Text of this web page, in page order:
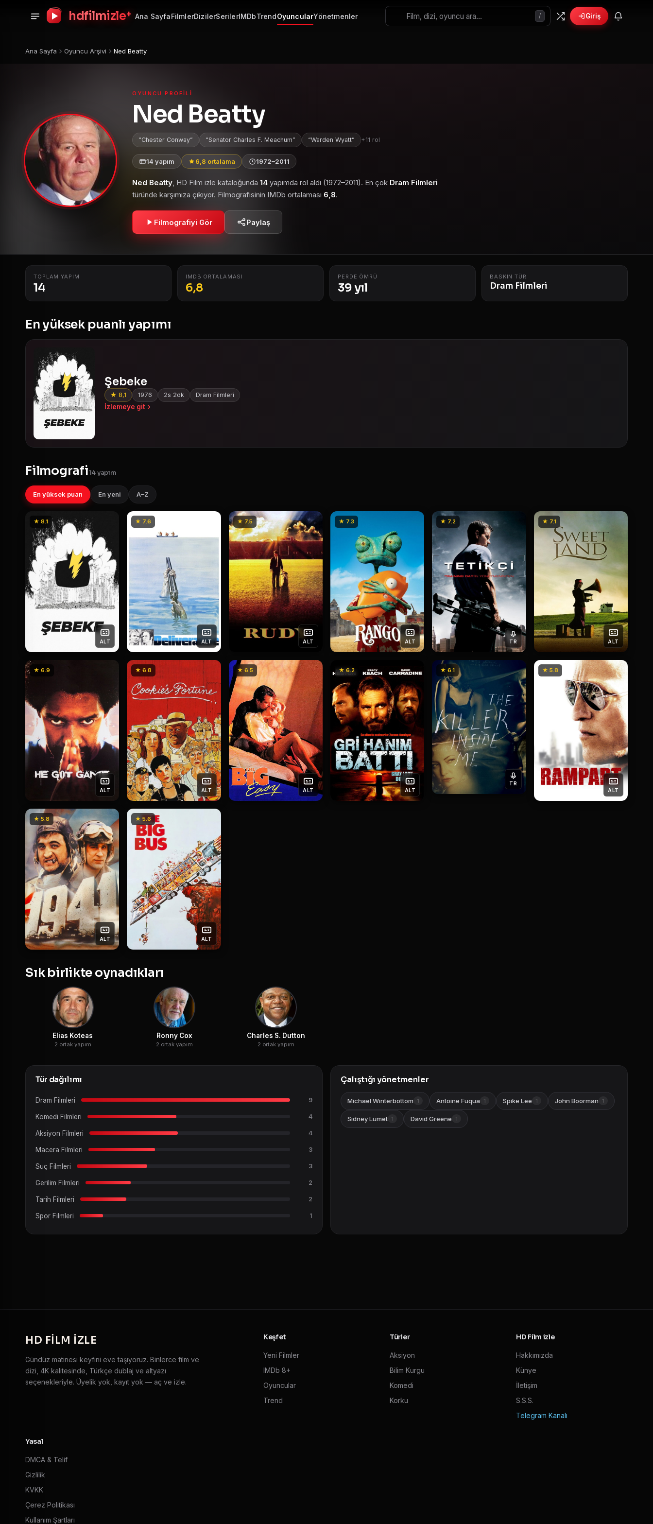
hdfilmizle+ Ana SayfaFilmlerDizilerSerilerIMDbTrendOyuncularYönetmenler / Giriş
Ana Sayfa Oyuncu Arşivi Ned Beatty
OYUNCU PROFILI
Ned Beatty
Chester Conway Senator Charles F. Meachum Warden Wyatt +11 rol
14 yapım 6,8 ortalama 1972–2011
Ned Beatty, HD Film izle kataloğunda 14 yapımda rol aldı (1972–2011). En çok Dram Filmleri
türünde karşımıza çıkıyor. Filmografisinin IMDb ortalaması 6,8.
Filmografiyi Gör Paylaş
TOPLAM YAPIM
14
IMDB ORTALAMASI
6,8
PERDE ÖMRÜ
39 yıl
BASKIN TÜR
Dram Filmleri
En yüksek puanlı yapımı
Şebeke
★ 8,1 1976 2s 2dk Dram Filmleri
İzlemeye git
Filmografi14 yapım
En yüksek puan En yeni A–Z
★ 8.1
ALT
★ 7.6
ALT
★ 7.5
ALT
★ 7.3
ALT
★ 7.2
TR
★ 7.1
ALT
★ 6.9
ALT
★ 6.8
ALT
★ 6.5
ALT
★ 6.2
ALT
★ 6.1
TR
★ 5.8
ALT
★ 5.8
ALT
★ 5.6
ALT
Sık birlikte oynadıkları
Elias Koteas
2 ortak yapım
Ronny Cox
2 ortak yapım
Charles S. Dutton
2 ortak yapım
Tür dağılımı
Dram Filmleri 9
Komedi Filmleri 4
Aksiyon Filmleri 4
Macera Filmleri 3
Suç Filmleri 3
Gerilim Filmleri 2
Tarih Filmleri 2
Spor Filmleri 1
Çalıştığı yönetmenler
Michael Winterbottom 1 Antoine Fuqua 1 Spike Lee 1 John Boorman 1
Sidney Lumet 1 David Greene 1
HD FILM IZLE
Gündüz matinesi keyfini eve taşıyoruz. Binlerce film ve
dizi, 4K kalitesinde, Türkçe dublaj ve altyazı
seçenekleriyle. Üyelik yok, kayıt yok — aç ve izle.
Keşfet
Yeni Filmler
IMDb 8+
Oyuncular
Trend
Türler
Aksiyon
Bilim Kurgu
Komedi
Korku
HD Film izle
Hakkımızda
Künye
İletişim
S.S.S.
Telegram Kanalı
Yasal
DMCA & Telif
Gizlilik
KVKK
Çerez Politikası
Kullanım Şartları